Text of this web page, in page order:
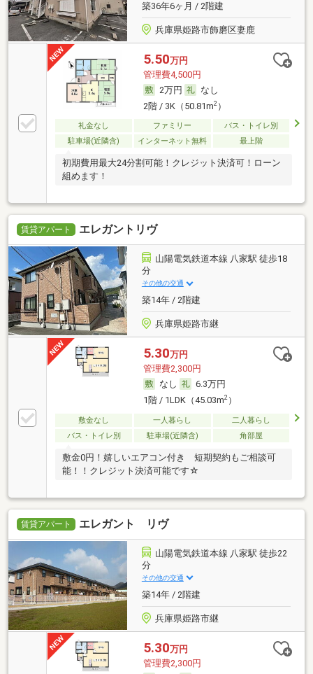
築36年6ヶ月 / 2階建
兵庫県姫路市飾磨区妻鹿
5.50万円
管理費4,500円
2万円
なし
2階 / 3K（50.81m2）
礼金なし ファミリー
バス・トイレ別
駐車場(近隣含)
インターネット無料 最上階
初期費用最大24分割可能！クレジット決済可！ローン
組めます！
賃貸アパート エレガントリヴ
山陽電気鉄道本線 八家駅 徒歩18
分
その他の交通
築14年 / 2階建
兵庫県姫路市継
5.30万円
管理費2,300円
なし
6.3万円
1階 / 1LDK（45.03m2）
敷金なし 一人暮らし
二人暮らし
バス・トイレ別
駐車場(近隣含) 角部屋
敷金0円！嬉しいエアコン付き 短期契約もご相談可
能！！クレジット決済可能です☆
賃貸アパート エレガント リヴ
山陽電気鉄道本線 八家駅 徒歩22
分
その他の交通
築14年 / 2階建
兵庫県姫路市継
5.30万円
管理費2,300円